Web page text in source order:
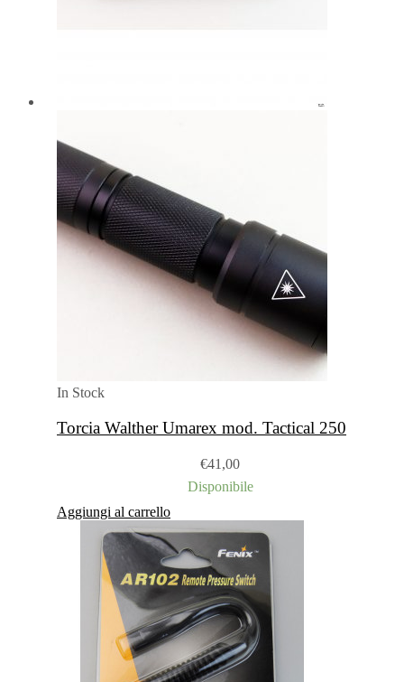
In Stock
Torcia Walther Umarex mod. Tactical 250
€41,00
Disponibile
Aggiungi al carrello